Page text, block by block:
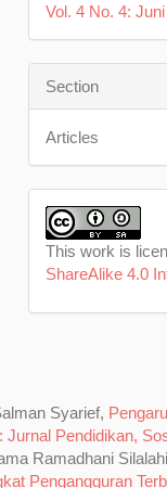
Vol. 4 No. 4:
Section
Articles
This work is
ShareAlike 4.0
Syarief,
Jurnal Pendidikan,
Ramadhani
Pengangguran